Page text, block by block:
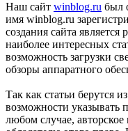
Наш сайт winblog.ru был
имя winblog.ru
создания сайта
наиболее интересных
возможность загрузки
обзоры аппаратного
Так как статьи берутся
возможности указывать
любом случае,